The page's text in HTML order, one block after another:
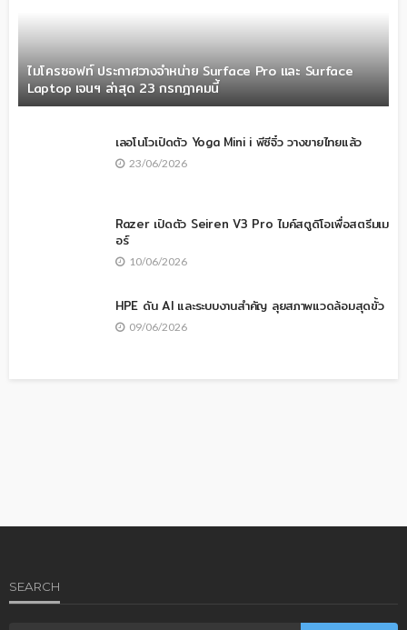
ไมโครซอฟท์ ประกาศวางจำหน่าย Surface Pro และ Surface
Laptop เจนฯ ล่าสุด 23 กรกฎาคมนี้
เลอโนโวเปิดตัว Yoga Mini i พีซีจิ๋ว วางขายไทยแล้ว
23/06/2026
Razer เปิดตัว Seiren V3 Pro ไมค์สตูดิโอเพื่อสตรีมเม
อร์
10/06/2026
HPE ดัน AI และระบบงานสำคัญ ลุยสภาพแวดล้อมสุดขั้ว
09/06/2026
SEARCH